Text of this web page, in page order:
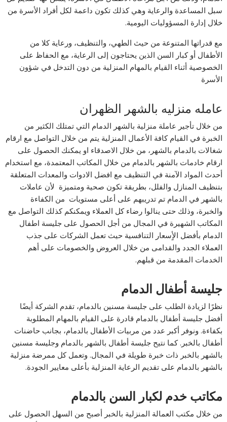
سبل المساعدة والرعاية وهي كذلك تكون داعمة لكل أفراد الأسرة من
خلال إدارة المسؤوليات اليومية.
مع قدراتها المتنوعة من حيث الطهي، والتنظيف، ورعاية كلا من
الأطفال أو كبار السن الذين يحتاجون إلى الرعاية، مع الحفاظ على
الخصوصية أثناء القيام بالمهام المنزلية من دون التدخل في شؤون
الأسرة
عامله منزليه بالشهر الظهران
من خلال تأجير عاملة منزلية بالشهر الدمام التي تمتلك الكثير من
الخبرة في القيام كافة الأعمال المنزلية يتم من خلال التواصل مع ارقام
شغالات بالدمام بالشهر، من خلال الاصدقاء او يمكنك الحصول على
ارقام خادمات بالشهر بالدمام من خلال المكاتب المعتمدة، مع استخدام
أحدث المواد الآمنة في التنظيف مع افضل الادوات والمعدات المتعلقة
بتنظيف المنازل والفلل، بطريقة تكون صحية ومتميزة لأن عاملات
بالشهر في الدمام تم تدريبهم على أعلى مستويات من الكفاءة
والخبرة، وذلك حتى ينالوا رضاء كل العملاء ويمكنكم كذلك التواصل مع
المكاتب الشهيرة في المجال من أجل الحصول على جليسة اطفال
الدمام بأفضل الأٍسعار التنافسية حيث تعمل الشركات على جذب
العملاء الجدد والقدامى من خلال العروض والخصومات على أهم
الخدمات المقدمة من قبلهم.
جليسة أطفال الدمام
نظرًا لزيادة الطلب على جليسة مسنين بالدمام، تقدم الشركة أيضًا
أفضل جليسة أطفال بالدمام قادرة على القيام بالمهام المطلوبة
بكفاءة. ونوفر أكبر عدد من مربيات الأطفال بالدمام، بجانب حاضنات
أطفال بالخبر. كما نتيح جليسة أطفال بالشهر بالدمام وجليسة مسنين
بالشهر بالخبر ذات خبرة طويلة في المجال. وتعمل كل ممرضة منزلية
بالشهر بالدمام على تقديم الرعاية المنزلية بأعلى معايير الجودة.
مكاتب خدم لكبار السن بالدمام
من خلال مكتب العمالة المنزلية بالخبر أصبح من السهل الحصول على